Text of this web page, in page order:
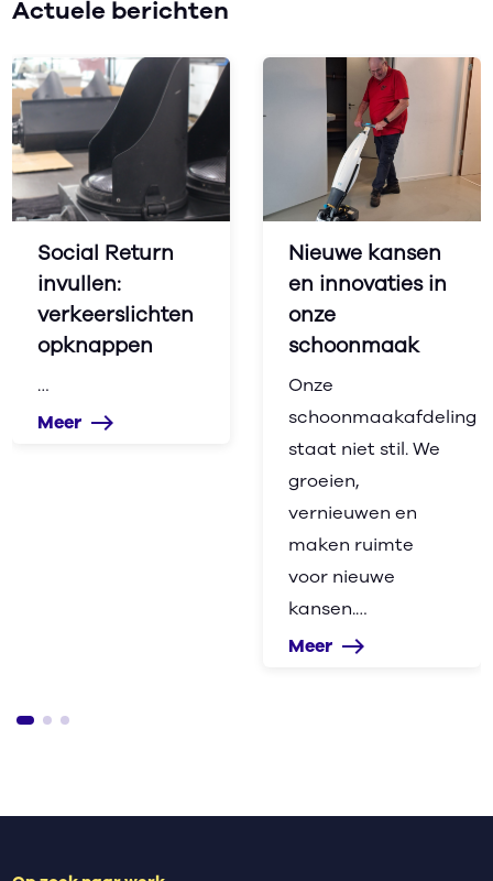
Actuele berichten
Social Return
invullen:
verkeerslichten
opknappen
…
Meer east
Nieuwe kansen
en innovaties in
onze
schoonmaak
Onze
schoonmaakafdeling
staat niet stil. We
groeien,
vernieuwen en
maken ruimte
voor nieuwe
kansen.…
Meer east